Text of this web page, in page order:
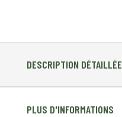
DESCRIPTION DÉTAILLÉE
PLUS D'INFORMATIONS